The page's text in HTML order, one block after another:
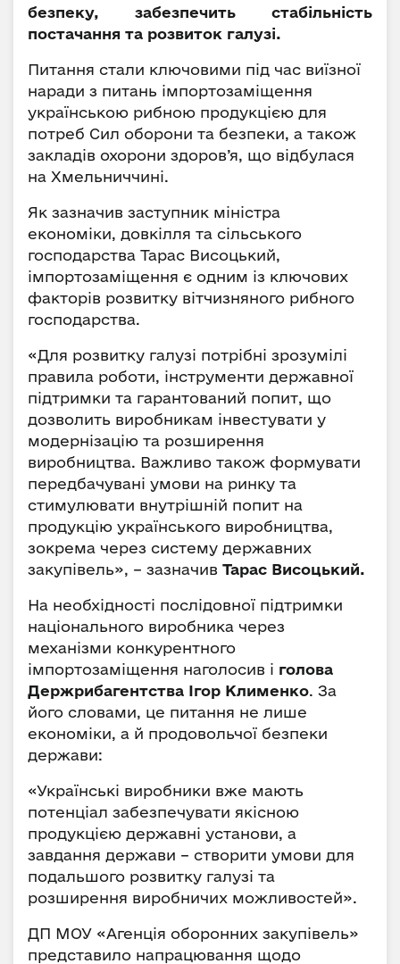
безпеку, забезпечить стабільність
постачання та розвиток галузі.
Питання стали ключовими під час виїзної
наради з питань імпортозаміщення
українською рибною продукцією для
потреб Сил оборони та безпеки, а також
закладів охорони здоров’я, що відбулася
на Хмельниччині.
Як зазначив заступник міністра
економіки, довкілля та сільського
господарства Тарас Висоцький,
імпортозаміщення є одним із ключових
факторів розвитку вітчизняного рибного
господарства.
«Для розвитку галузі потрібні зрозумілі
правила роботи, інструменти державної
підтримки та гарантований попит, що
дозволить виробникам інвестувати у
модернізацію та розширення
виробництва. Важливо також формувати
передбачувані умови на ринку та
стимулювати внутрішній попит на
продукцію українського виробництва,
зокрема через систему державних
закупівель», – зазначив Тарас Висоцький.
На необхідності послідовної підтримки
національного виробника через
механізми конкурентного
імпортозаміщення наголосив і голова
Держрибагентства Ігор Клименко. За
його словами, це питання не лише
економіки, а й продовольчої безпеки
держави:
«Українські виробники вже мають
потенціал забезпечувати якісною
продукцією державні установи, а
завдання держави – створити умови для
подальшого розвитку галузі та
розширення виробничих можливостей».
ДП МОУ «Агенція оборонних закупівель»
представило напрацювання щодо